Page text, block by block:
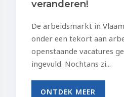
veranderen!
De arbeidsmarkt in
onder een tekort aan
openstaande vacatures
ingevuld. Nochtans zi...
ONTDEK MEER